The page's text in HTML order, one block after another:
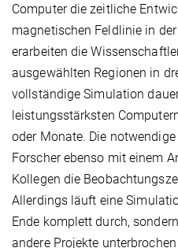
Computer die zeitliche
magnetischen Feldlinie in
erarbeiten die
ausgewählten Regionen in
vollständige Simulation
leistungsstärksten
oder Monate. Die
Forscher ebenso mit einem
Kollegen die
Allerdings läuft eine
Ende komplett durch,
andere Projekte